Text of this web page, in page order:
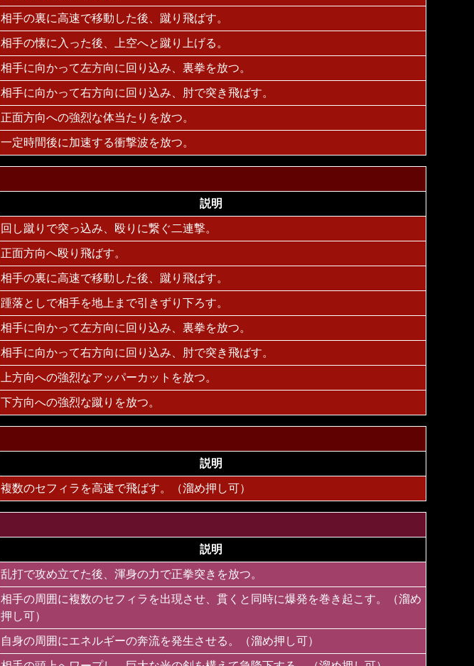
相手の裏に高速で移動した後、蹴り飛ばす。
相手の懐に入った後、上空へと蹴り上げる。
相手に向かって左方向に回り込み、裏拳を放つ。
相手に向かって右方向に回り込み、肘で突き飛ばす。
正面方向への強烈な体当たりを放つ。
一定時間後に加速する衝撃波を放つ。
説明
回し蹴りで突っ込み、殴りに繋ぐ二連撃。
正面方向へ殴り飛ばす。
相手の裏に高速で移動した後、蹴り飛ばす。
踵落としで相手を地上まで引きずり下ろす。
相手に向かって左方向に回り込み、裏拳を放つ。
相手に向かって右方向に回り込み、肘で突き飛ばす。
上方向への強烈なアッパーカットを放つ。
下方向への強烈な蹴りを放つ。
説明
複数のセフィラを高速で飛ばす。（溜め押し可）
説明
乱打で攻め立てた後、渾身の力で正拳突きを放つ。
相手の周囲に複数のセフィラを出現させ、貫くと同時に爆発を巻き起こす。（溜め
押し可）
自身の周囲にエネルギーの奔流を発生させる。（溜め押し可）